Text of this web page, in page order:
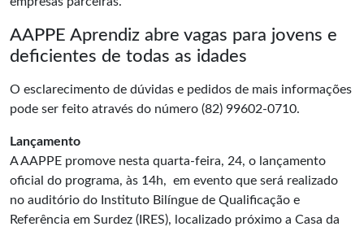
AAPPE Aprendiz abre vagas para jovens e
deficientes de todas as idades
O esclarecimento de dúvidas e pedidos de mais informações
pode ser feito através do número (82) 99602-0710.
Lançamento
A AAPPE promove nesta quarta-feira, 24, o lançamento
oficial do programa, às 14h, em evento que será realizado
no auditório do Instituto Bilíngue de Qualificação e
Referência em Surdez (IRES), localizado próximo a Casa da